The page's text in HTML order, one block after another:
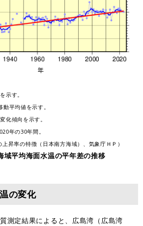
示す。
平均値を示す。
傾向を示す。
年の30年間。
上昇率の特徴（日本南方海域）、気象庁ＨＰ）
平均海面水温の平年差の推移
の変化
測定結果によると、広島湾（広島湾